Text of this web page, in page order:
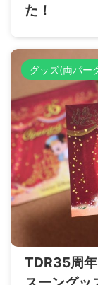
た！
グッズ(両パー
TDR35周